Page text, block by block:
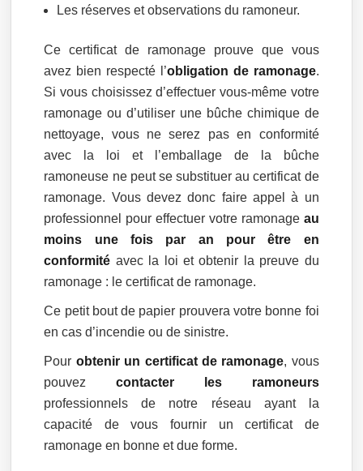
Les réserves et observations du ramoneur.
Ce certificat de ramonage prouve que vous
avez bien respecté l’obligation de ramonage.
Si vous choisissez d’effectuer vous-même votre
ramonage ou d’utiliser une bûche chimique de
nettoyage, vous ne serez pas en conformité
avec la loi et l’emballage de la bûche
ramoneuse ne peut se substituer au certificat de
ramonage. Vous devez donc faire appel à un
professionnel pour effectuer votre ramonage au
moins une fois par an pour être en
conformité avec la loi et obtenir la preuve du
ramonage : le certificat de ramonage.
Ce petit bout de papier prouvera votre bonne foi
en cas d’incendie ou de sinistre.
Pour obtenir un certificat de ramonage, vous
pouvezcontacter les ramoneurs
professionnels de notre réseau ayant la
capacité de vous fournir un certificat de
ramonage en bonne et due forme.